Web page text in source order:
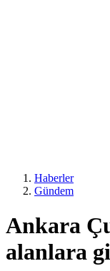
Haberler
Gündem
Ankara
alanlara